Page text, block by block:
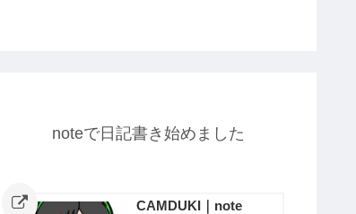
noteで日記書き始めました
CAMDUKI｜note